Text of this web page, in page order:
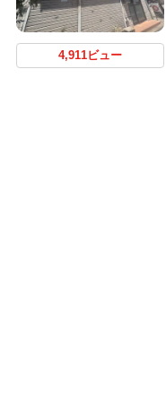
4,911ビュー